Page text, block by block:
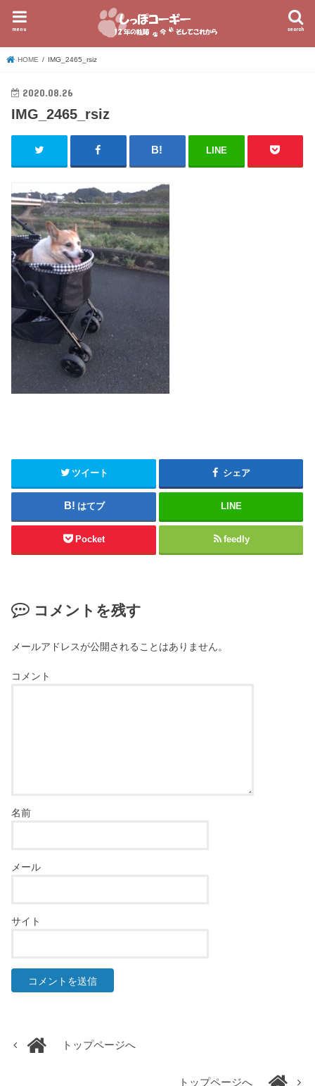
search
menu
HOME IMG_2465_rsiz
2020.08.26
IMG_2465_rsiz
LINE
ツイート シェア
はてブ LINE
Pocket feedly
コメントを残す
メールアドレスが公開されることはありません。
コメント
名前
メール
サイト
トップページへ
トップページへ